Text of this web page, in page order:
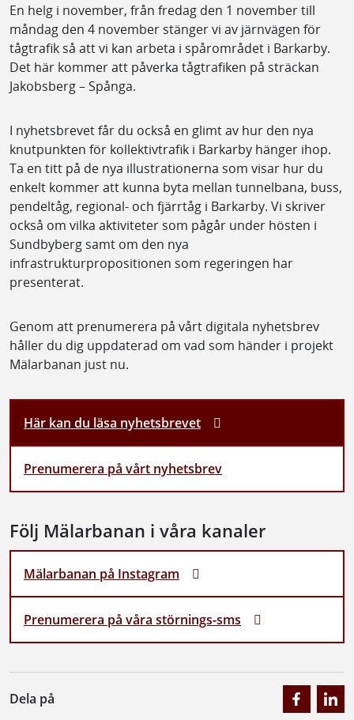
En helg i november, från fredag den 1 november till
måndag den 4 november stänger vi av järnvägen för
tågtrafik så att vi kan arbeta i spårområdet i Barkarby.
Det här kommer att påverka tågtrafiken på sträckan
Jakobsberg – Spånga.
I nyhetsbrevet får du också en glimt av hur den nya
knutpunkten för kollektivtrafik i Barkarby hänger ihop.
Ta en titt på de nya illustrationerna som visar hur du
enkelt kommer att kunna byta mellan tunnelbana, buss,
pendeltåg, regional- och fjärrtåg i Barkarby. Vi skriver
också om vilka aktiviteter som pågår under hösten i
Sundbyberg samt om den nya
infrastrukturpropositionen som regeringen har
presenterat.
Genom att prenumerera på vårt digitala nyhetsbrev
håller du dig uppdaterad om vad som händer i projekt
Mälarbanan just nu.
Här kan du läsa nyhetsbrevet
Prenumerera på vårt nyhetsbrev
Följ Mälarbanan i våra kanaler
Mälarbanan på Instagram
Prenumerera på våra störnings-sms
Dela på